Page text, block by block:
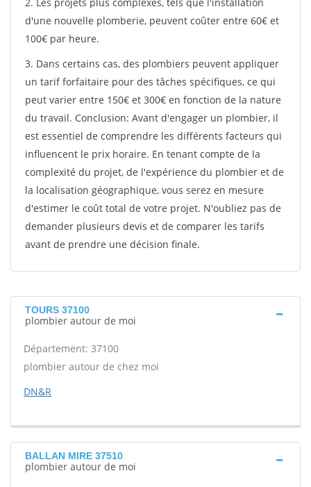
d'une nouvelle plomberie, peuvent coûter entre 60€ et
100€ par heure.
3. Dans certains cas, des plombiers peuvent appliquer
un tarif forfaitaire pour des tâches spécifiques, ce qui
peut varier entre 150€ et 300€ en fonction de la nature
du travail. Conclusion: Avant d'engager un plombier, il
est essentiel de comprendre les différents facteurs qui
influencent le prix horaire. En tenant compte de la
complexité du projet, de l'expérience du plombier et de
la localisation géographique, vous serez en mesure
d'estimer le coût total de votre projet. N'oubliez pas de
demander plusieurs devis et de comparer les tarifs
avant de prendre une décision finale.
TOURS 37100
plombier autour de moi
Département: 37100
plombier autour de chez moi
DN&R
BALLAN MIRE 37510
plombier autour de moi